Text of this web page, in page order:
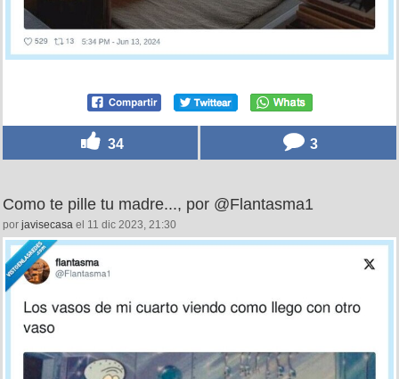
34 3
Como te pille tu madre..., por @Flantasma1
por javisecasa el 11 dic 2023, 21:30